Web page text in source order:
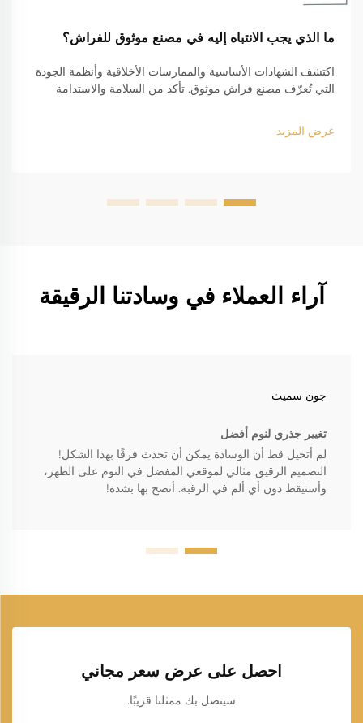
ما الذي يجب الانتباه إليه في مصنع موثوق للفراش؟
اكتشف الشهادات الأساسية والممارسات الأخلاقية وأنظمة الجودة
التي تُعرّف مصنع فراش موثوق. تأكد من السلامة والاستدامة
عرض المزيد
آراء العملاء في وسادتنا الرقيقة
جون سميث
تغيير جذري لنوم أفضل
لم أتخيل قط أن الوسادة يمكن أن تحدث فرقًا بهذا الشكل!
التصميم الرقيق مثالي لموقعي المفضل في النوم على الظهر،
وأستيقظ دون أي ألم في الرقبة. أنصح بها بشدة!
احصل على عرض سعر مجاني
سيتصل بك ممثلنا قريبًا.